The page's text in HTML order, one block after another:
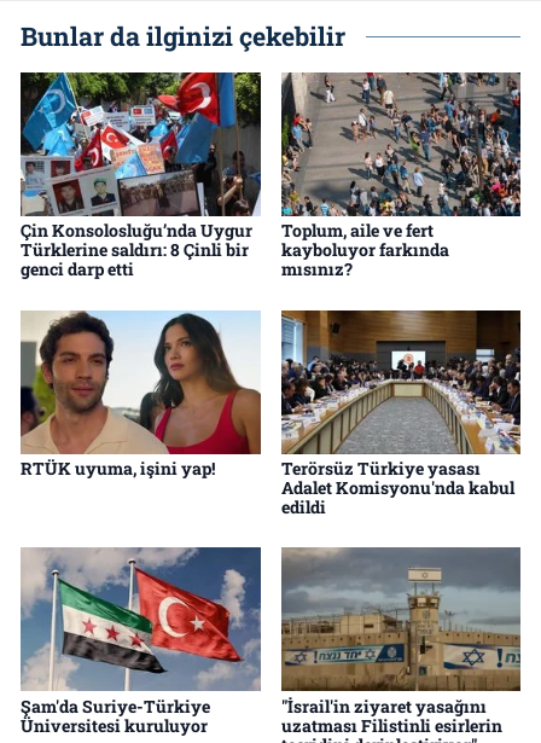
Bunlar da ilginizi çekebilir
Çin Konsolosluğu’nda Uygur
Türklerine saldırı: 8 Çinli bir
genci darp etti
Toplum, aile ve fert
kayboluyor farkında
mısınız?
RTÜK uyuma, işini yap!
Terörsüz Türkiye yasası
Adalet Komisyonu'nda kabul
edildi
Şam'da Suriye-Türkiye
Üniversitesi kuruluyor
"İsrail'in ziyaret yasağını
uzatması Filistinli esirlerin